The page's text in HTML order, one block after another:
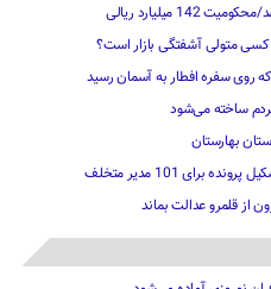
میلیارد ریالی
کسی متولی آشفتگی بازار است؟
روی سفره افطار به آسمان رسید
101 مدیر متخلف
از قلمرو عدالت بماند